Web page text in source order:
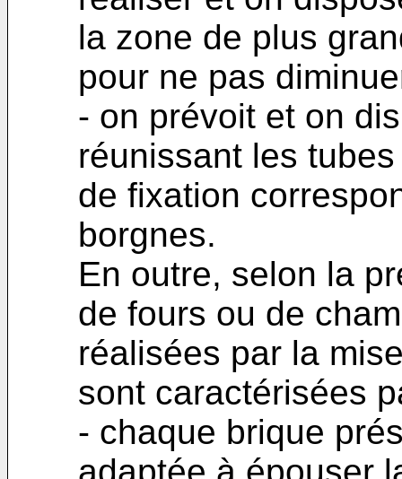
la zone de plus
pour ne pas
- on prévoit et on
réunissant les
de fixation
borgnes.
En outre, selon la
de fours ou de
réalisées par la
sont caractérisées
- chaque brique